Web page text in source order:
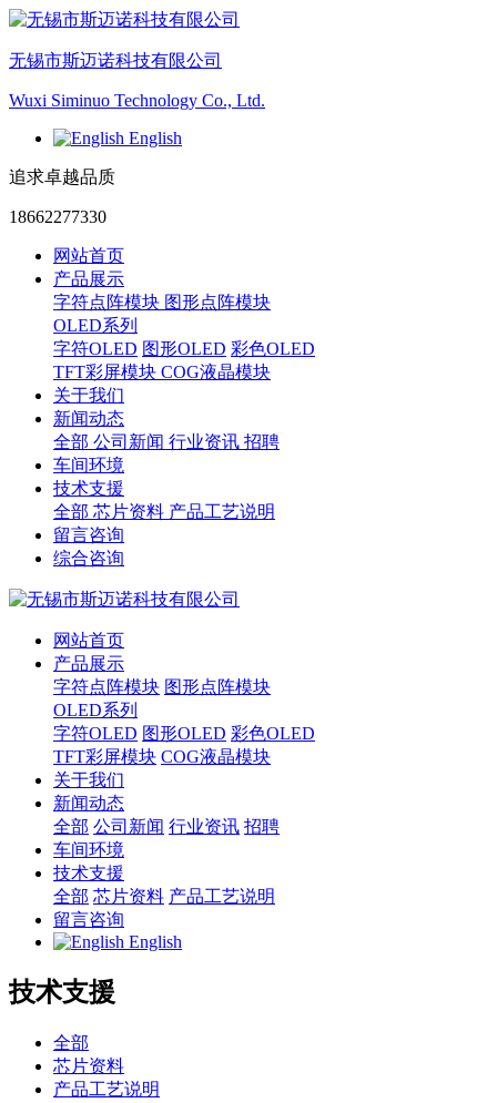
无锡市斯迈诺科技有限公司
Wuxi Siminuo Technology Co., Ltd.
English
追求卓越品质
18662277330
网站首页
产品展示
字符点阵模块 图形点阵模块
OLED系列
字符OLED 图形OLED 彩色OLED
TFT彩屏模块 COG液晶模块
关于我们
新闻动态
全部 公司新闻 行业资讯 招聘
车间环境
技术支援
全部 芯片资料 产品工艺说明
留言咨询
综合咨询
网站首页
产品展示
字符点阵模块 图形点阵模块
OLED系列
字符OLED 图形OLED 彩色OLED
TFT彩屏模块 COG液晶模块
关于我们
新闻动态
全部 公司新闻 行业资讯 招聘
车间环境
技术支援
全部 芯片资料 产品工艺说明
留言咨询
English
技术支援
全部
芯片资料
产品工艺说明